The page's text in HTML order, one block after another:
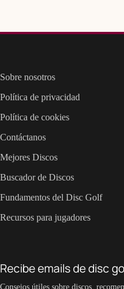
Sobre nosotros
Política de privacidad
Política de cookies
Contáctanos
Mejores Discos
Buscador de Discos
Fundamentos del Disc Golf
Recursos para jugadores
Recibe emails de disc
Consejos útiles sobre discos,